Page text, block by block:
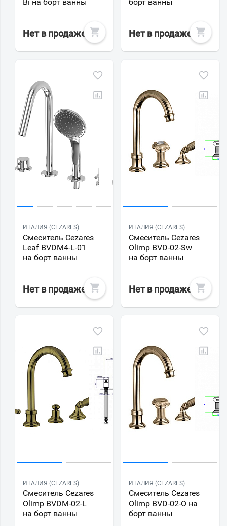
Нет в продаже Нет в продаже
ИТАЛИЯ (CEZARES)
Смеситель Cezares
Leaf BVDM4-L-01
на борт ванны
Нет в продаже
ИТАЛИЯ (CEZARES)
Смеситель Cezares
Olimp BVD-02-Sw
на борт ванны
Нет в продаже
ИТАЛИЯ (CEZARES)
Смеситель Cezares
Olimp BVDM-02-L
на борт ванны
ИТАЛИЯ (CEZARES)
Смеситель Cezares
Olimp BVD-02-O на
борт ванны